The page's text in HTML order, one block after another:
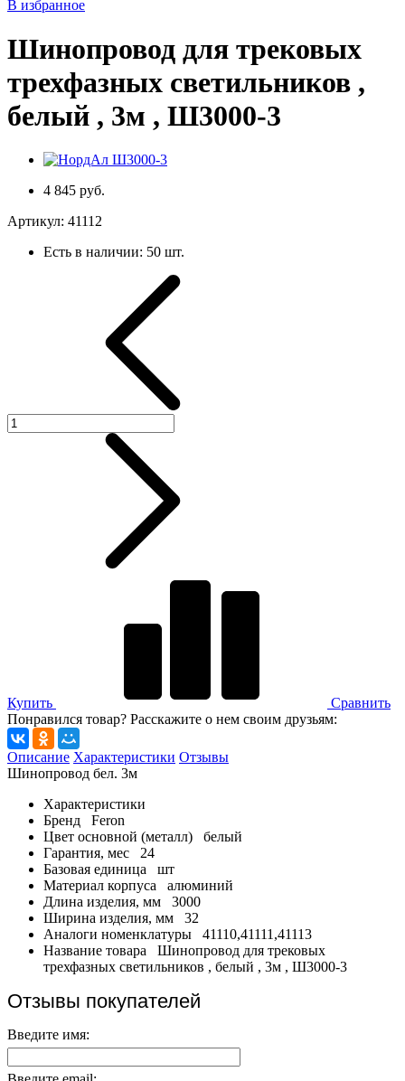
В избранное
Шинопровод для трековых
трехфазных светильников ,
белый , 3м , Ш3000-3
4 845 руб.
Артикул: 41112
Есть в наличии: 50 шт.
Купить
Сравнить
Понравился товар? Расскажите о нем своим друзьям:
Описание Характеристики Отзывы
Шинопровод бел. 3м
Характеристики
Бренд
Feron
Цвет основной (металл)
белый
Гарантия, мес
24
Базовая единица
шт
Материал корпуса
алюминий
Длина изделия, мм
3000
Ширина изделия, мм
32
Аналоги номенклатуры
41110,41111,41113
Название товара
Шинопровод для трековых
трехфазных светильников , белый , 3м , Ш3000-3
Отзывы покупателей
Введите имя: